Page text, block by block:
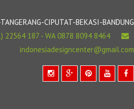
CIPUTAT-BEKASI-BANDUNG
22564 187 - WA 0878 8094 8464
indonesiadesigncenter@gmail.com